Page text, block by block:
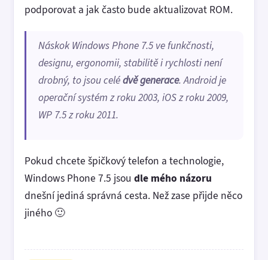
podporovat a jak často bude aktualizovat ROM.
Náskok Windows Phone 7.5 ve funkčnosti,
designu, ergonomii, stabilitě i rychlosti není
drobný, to jsou celédvě generace. Android je
operační systém z roku 2003, iOS z roku 2009,
WP 7.5 z roku 2011.
Pokud chcete špičkový telefon a technologie,
Windows Phone 7.5 jsou dle mého názoru
dnešní jediná správná cesta. Než zase přijde něco
jiného 🙂